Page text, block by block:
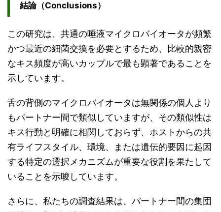
結論（Conclusions）
この研究は、共通の唾液マイクロバイオータが頻繁
かつ最近の細菌交換を必要とするため、比較的親密
なキス頻度が高いカップルで最も顕著であることを
示しています。
舌の背側のマイクロバイオータは無関係の個人より
もパートナー間で類似していますが、その類似性は
キス行動と明確に相関しておらず、ホストからの共
有ライフスタイル、環境、または遺伝的要因に起因
する特定の選択メカニズムが重要な役割を果たして
いることを示唆しています。
さらに、私たちの調査結果は、パートナー間の集団